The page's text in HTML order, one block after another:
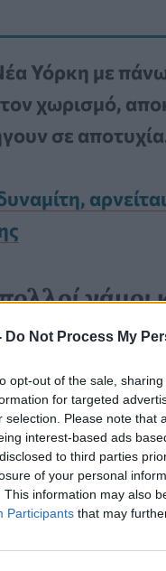
Do Not Process My
opt-out of the sale,
for targeted
selection. Please note that
interest-based ads
to third parties
of your personal
This information may also
Participants that may
Υόρκη με
χωρισμό,
σε
σε
οJames Sexton
δημιουργεί τη
».